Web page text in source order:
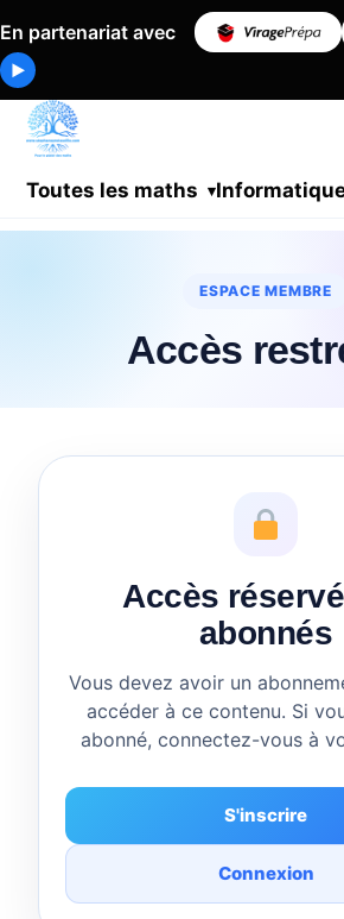
En partenariat avec
▶
Toutes les maths
ESPACE MEMBRE
Accès
Accès
abonnés
Vous devez avoir un
accéder à ce contenu. Si
abonné, connectez-vous à
S'inscrire
Connexion